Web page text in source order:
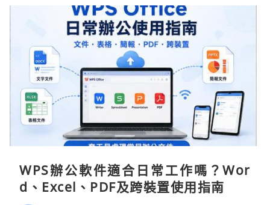
WPS辦公軟件適合日常工作嗎？Wor
d、Excel、PDF及跨裝置使用指南